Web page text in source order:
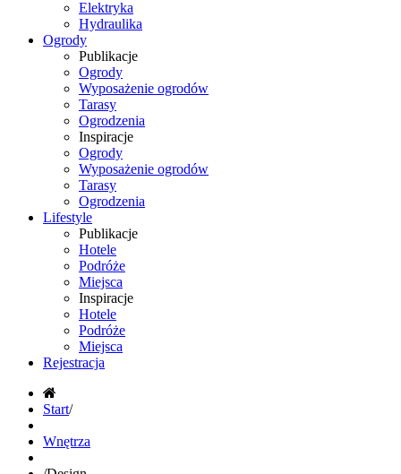
Elektryka
Hydraulika
Ogrody
Publikacje
Ogrody
Wyposażenie ogrodów
Tarasy
Ogrodzenia
Inspiracje
Ogrody
Wyposażenie ogrodów
Tarasy
Ogrodzenia
Lifestyle
Publikacje
Hotele
Podróże
Miejsca
Inspiracje
Hotele
Podróże
Miejsca
Rejestracja
Start/
Wnętrza